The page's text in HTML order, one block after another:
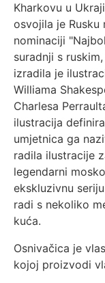
Kharkovu u
osvojila je Rusku
nominaciji
suradnji s
izradila je
Williama
Charlesa
ilustracija
umjetnica ga
radila ilustracije
legendarni
ekskluzivnu
radi s nekoliko
kuća.
Osnivačica je
kojoj proizvodi